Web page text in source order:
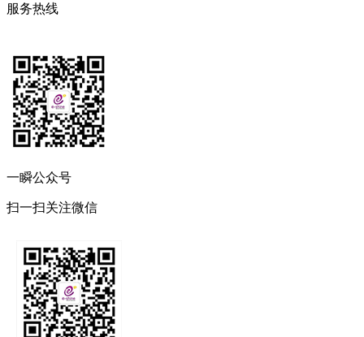
服务热线
一瞬公众号
扫一扫关注微信